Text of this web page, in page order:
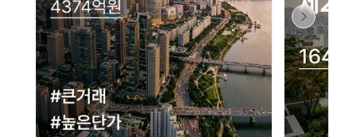
현재 네이버 지도 연결이 원활하지 않아 지도를 불러올 수 없습니다.
이용에 불편을 드려 죄송합니다.
다시 시도